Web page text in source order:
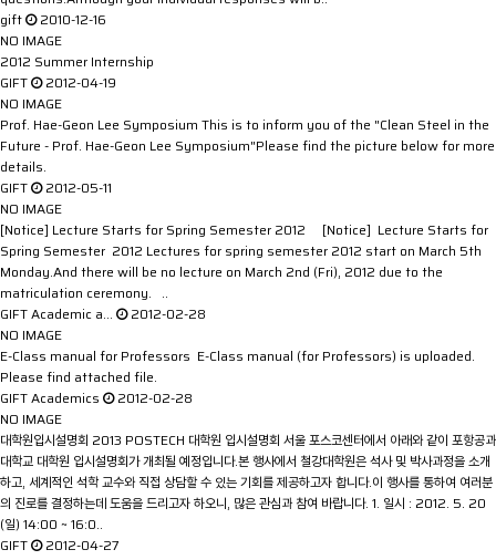
gift
2010-12-16
NO IMAGE
2012 Summer Internship
GIFT
2012-04-19
NO IMAGE
Prof. Hae-Geon Lee Symposium This is to inform you of the "Clean Steel in the
Future - Prof. Hae-Geon Lee Symposium"Please find the picture below for more
details.
GIFT
2012-05-11
NO IMAGE
[Notice] Lecture Starts for Spring Semester 2012
[Notice] Lecture Starts for
Spring Semester 2012 Lectures for spring semester 2012 start on March 5th
Monday.And there will be no lecture on March 2nd (Fri), 2012 due to the
matriculation ceremony. ..
GIFT Academic a…
2012-02-28
NO IMAGE
E-Class manual for Professors E-Class manual (for Professors) is uploaded.
Please find attached file.
GIFT Academics
2012-02-28
NO IMAGE
대학원입시설명회 2013 POSTECH 대학원 입시설명회 서울 포스코센터에서 아래와 같이 포항공과
대학교 대학원 입시설명회가 개최될 예정입니다.본 행사에서 철강대학원은 석사 및 박사과정을 소개
하고, 세계적인 석학 교수와 직접 상담할 수 있는 기회를 제공하고자 합니다.이 행사를 통하여 여러분
의 진로를 결정하는데 도움을 드리고자 하오니, 많은 관심과 참여 바랍니다. 1. 일시 : 2012. 5. 20
(일) 14:00 ~ 16:0..
GIFT
2012-04-27